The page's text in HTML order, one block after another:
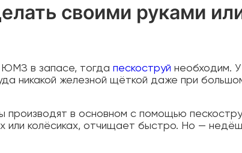
своими руками
ЮМЗ в запасе, тогда пескоструй необходим.
никакой железной щёткой даже при
в основном с помощью
или колёсиках, отчищает быстро. Но —